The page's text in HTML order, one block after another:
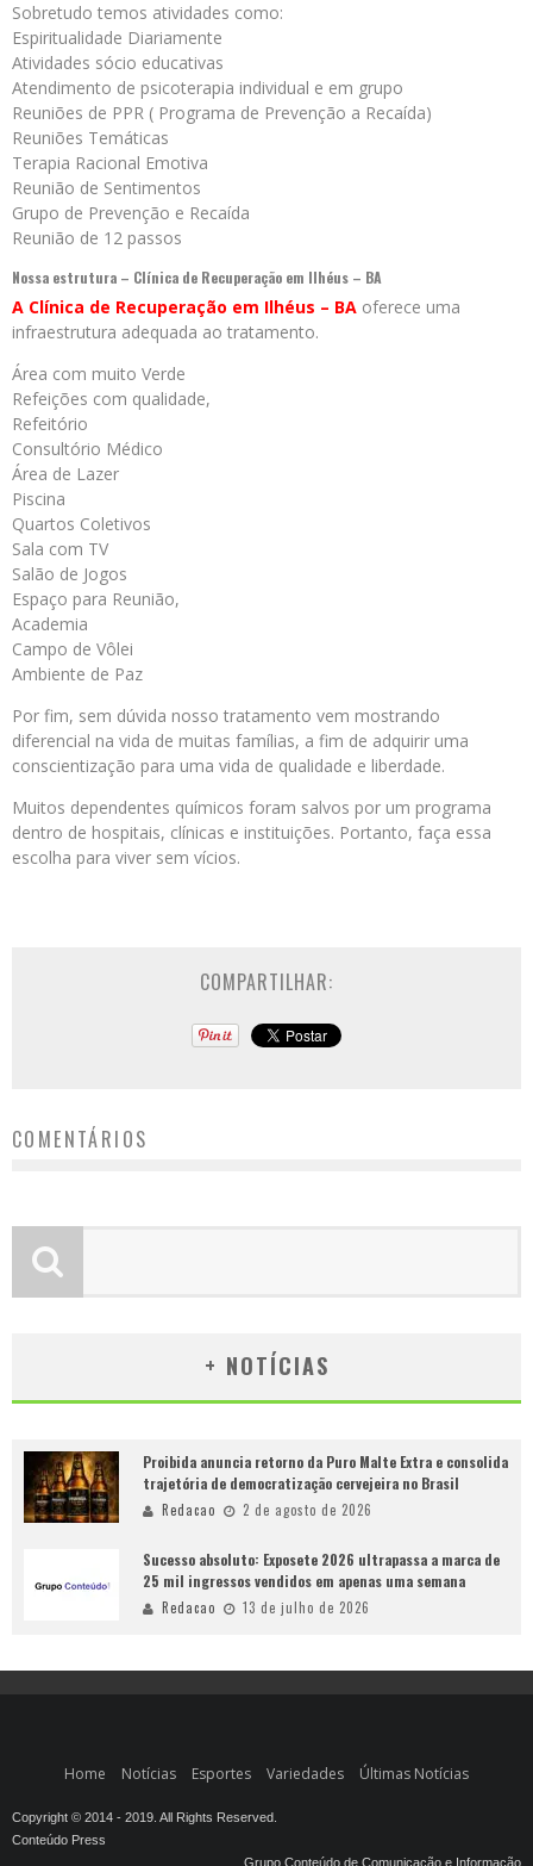
Sobretudo temos atividades como:
Espiritualidade Diariamente
Atividades sócio educativas
Atendimento de psicoterapia individual e em grupo
Reuniões de PPR ( Programa de Prevenção a Recaída)
Reuniões Temáticas
Terapia Racional Emotiva
Reunião de Sentimentos
Grupo de Prevenção e Recaída
Reunião de 12 passos
Nossa estrutura – Clínica de Recuperação em Ilhéus – BA
A Clínica de Recuperação em Ilhéus – BA oferece uma
infraestrutura adequada ao tratamento.
Área com muito Verde
Refeições com qualidade,
Refeitório
Consultório Médico
Área de Lazer
Piscina
Quartos Coletivos
Sala com TV
Salão de Jogos
Espaço para Reunião,
Academia
Campo de Vôlei
Ambiente de Paz
Por fim, sem dúvida nosso tratamento vem mostrando
diferencial na vida de muitas famílias, a fim de adquirir uma
conscientização para uma vida de qualidade e liberdade.
Muitos dependentes químicos foram salvos por um programa
dentro de hospitais, clínicas e instituições. Portanto, faça essa
escolha para viver sem vícios.
COMPARTILHAR:
COMENTÁRIOS
+ NOTÍCIAS
Proibida anuncia retorno da Puro Malte Extra e consolida
trajetória de democratização cervejeira no Brasil
Redacao 2 de agosto de 2026
Sucesso absoluto: Exposete 2026 ultrapassa a marca de
25 mil ingressos vendidos em apenas uma semana
Redacao 13 de julho de 2026
Home Notícias Esportes Variedades Últimas Notícias
Copyright © 2014 - 2019. All Rights Reserved.
Conteúdo Press
Grupo Conteúdo de Comunicação e Informação